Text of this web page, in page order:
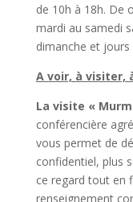
de 10h à 18h. De
mardi au samedi
dimanche et jours
A voir, à visiter,
La visite «
conférencière
vous permet de
confidentiel, plus
ce regard tout en
renseignement